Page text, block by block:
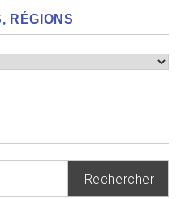
RÉGIONS